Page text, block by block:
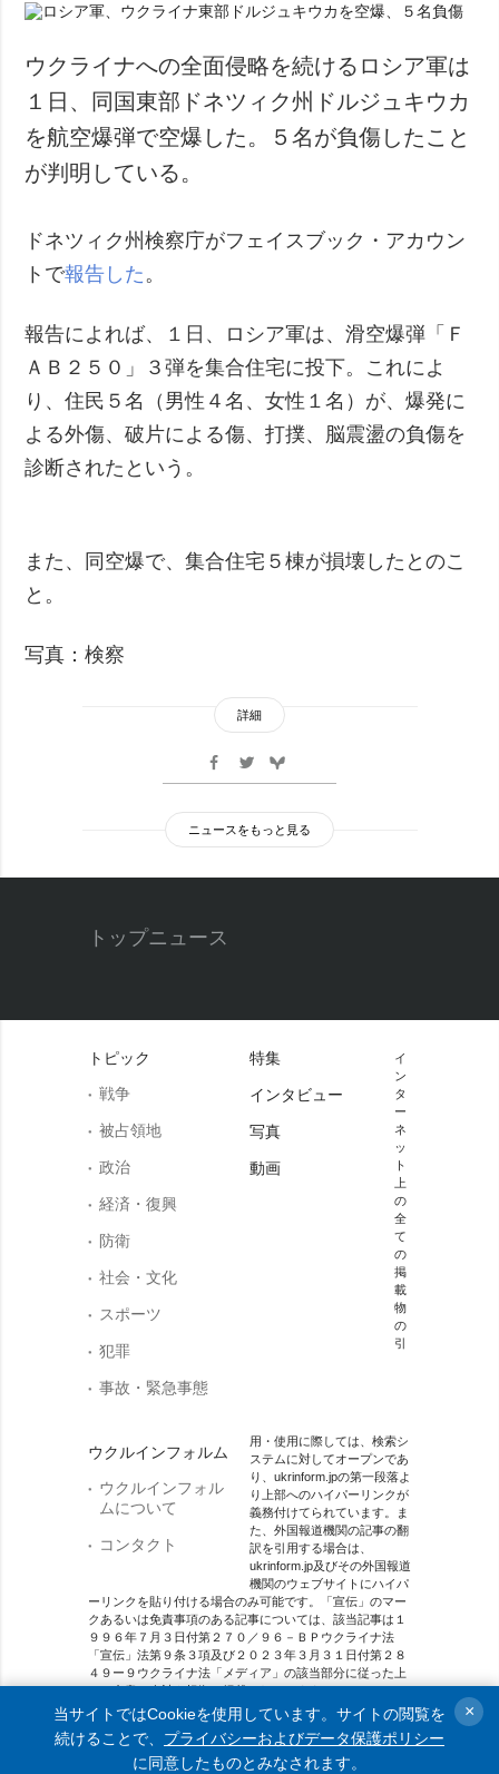
ウクライナへの全面侵略を続けるロシア軍は
１日、同国東部ドネツィク州ドルジュキウカ
を航空爆弾で空爆した。５名が負傷したこと
が判明している。
ドネツィク州検察庁がフェイスブック・アカウン
トで報告した 。
報告によれば、１日、ロシア軍は、滑空爆弾「Ｆ
ＡＢ２５０」３弾を集合住宅に投下。これによ
り、住民５名（男性４名、女性１名）が、爆発に
よる外傷、破片による傷、打撲、脳震盪の負傷を
診断されたという。
また、同空爆で、集合住宅５棟が損壊したとのこ
と。
写真：検察
詳細
ニュースをもっと見る
トップニュース
トピック
戦争
被占領地
政治
経済・復興
防衛
社会・文化
スポーツ
犯罪
事故・緊急事態
ウクルインフォルム
ウクルインフォル
ムについて
コンタクト
特集
インタビュー
写真
動画
イ
ン
タ
ー
ネ
ッ
ト
上
の
全
て
の
掲
載
物
の
引
用・使用に際しては、検索シ
ステムに対してオープンであ
り、ukrinform.jpの第一段落よ
り上部へのハイパーリンクが
義務付けてられています。ま
た、外国報道機関の記事の翻
訳を引用する場合は、
ukrinform.jp及びその外国報道
機関のウェブサイトにハイパ
ーリンクを貼り付ける場合のみ可能です。「宣伝」のマー
クあるいは免責事項のある記事については、該当記事は１
９９６年７月３日付第２７０／９６－ＢＰウクライナ法
「宣伝」法第９条３項及び２０２３年３月３１日付第２８
４９ー９ウクライナ法「メディア」の該当部分に従った上
で、合意／会計を根拠に掲載されています。
オンラインメディア主体 メディア識別番号：R40-01421.
© 2015-2026 Ukrinform. All rights reserved.
当サイトではCookieを使用しています。サイトの閲覧を
続けることで、 プライバシーおよびデータ保護ポリシー
に同意したものとみなされます。
×